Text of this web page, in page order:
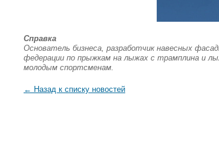
Справка
Основатель бизнеса, разработчик навесных
федерации по прыжкам на лыжах с трамплина и
молодым спортсменам.
← Назад к списку новостей